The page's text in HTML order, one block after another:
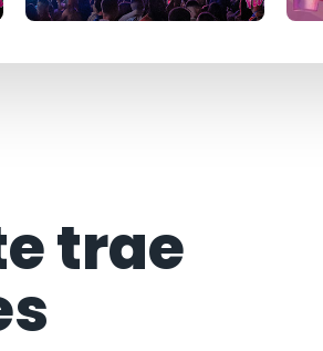
trae